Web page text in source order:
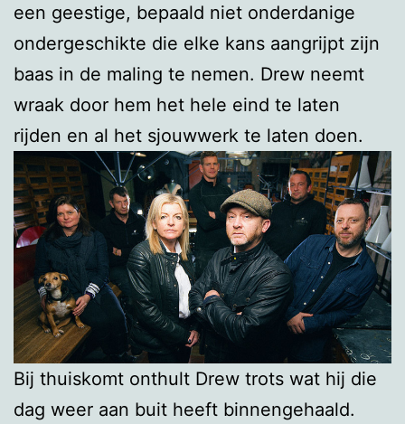
een geestige, bepaald niet onderdanige
ondergeschikte die elke kans aangrijpt zijn
baas in de maling te nemen. Drew neemt
wraak door hem het hele eind te laten
rijden en al het sjouwwerk te laten doen.
Bij thuiskomt onthult Drew trots wat hij die
dag weer aan buit heeft binnengehaald.